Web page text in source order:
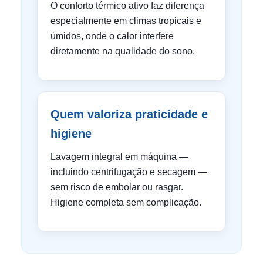
O conforto térmico ativo faz diferença
especialmente em climas tropicais e
úmidos, onde o calor interfere
diretamente na qualidade do sono.
Quem valoriza praticidade e
higiene
Lavagem integral em máquina —
incluindo centrifugação e secagem —
sem risco de embolar ou rasgar.
Higiene completa sem complicação.